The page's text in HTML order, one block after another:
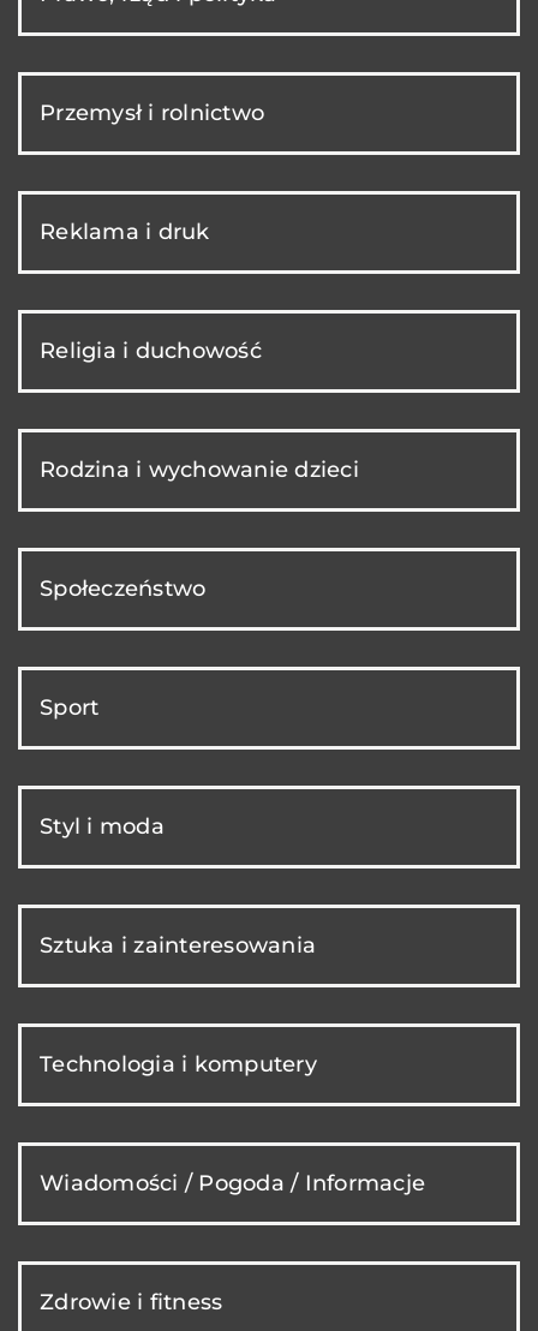
Przemysł i rolnictwo
Reklama i druk
Religia i duchowość
Rodzina i wychowanie dzieci
Społeczeństwo
Sport
Styl i moda
Sztuka i zainteresowania
Technologia i komputery
Wiadomości / Pogoda / Informacje
Zdrowie i fitness